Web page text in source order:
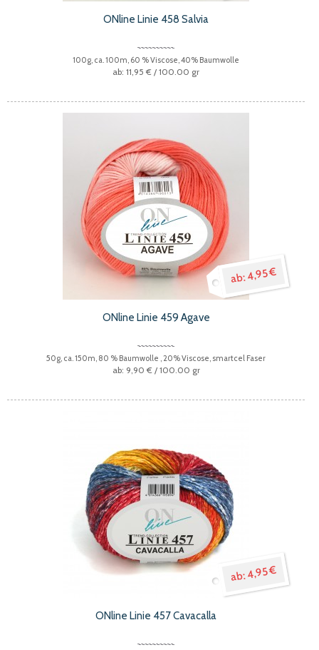
ONline Linie 458 Salvia
100g, ca. 100m, 60 % Viscose, 40% Baumwolle
11,95 € / 100.00 gr
4,95 €
ONline Linie 459 Agave
50g, ca. 150m, 80 % Baumwolle , 20% Viscose, smartcel Faser
9,90 € / 100.00 gr
4,95 €
ONline Linie 457 Cavacalla